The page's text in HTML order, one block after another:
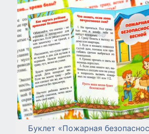
Буклет «Пожарная